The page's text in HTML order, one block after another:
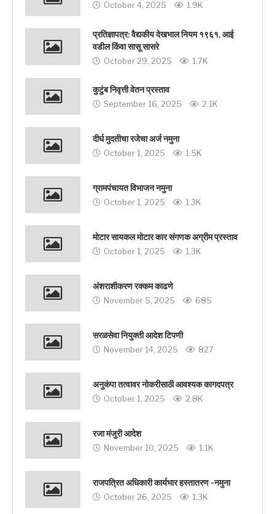
October 4, 2025 1.9K
प्रतिज्ञापत्र: वैद्यकीय देखभाल नियम १९६१, आई
वडील किंवा सासू सासरे
October 29, 2025 1.7K
कुटुंब निवृत्ती वेतन प्रस्ताव
September 16, 2025 2.1K
दीर्घ मुदतीचा रजेचा अर्ज नमुना
October 1, 2025 1.5K
ग्रामपंचायत विभाजन नमुना
October 1, 2025 1.3K
मोटार सायकल मोटार कार संगणक अग्रीम प्रस्ताव
October 1, 2025 1.3K
अंशराशीकरण रक्कम काढणे
November 5, 2025 685
सरळसेवा नियुक्ती आदेश टिपणी
November 14, 2025 827
अनुकंपा तत्वावर नोकरीसाठी आवश्यक कागदपत्र
October 1, 2025 2.8K
रजा मंजुरी आदेश
November 10, 2025 1.1K
राजपत्रित अधिकारी कार्यभार हस्तातरण -नमुना
October 26, 2025 1.3K